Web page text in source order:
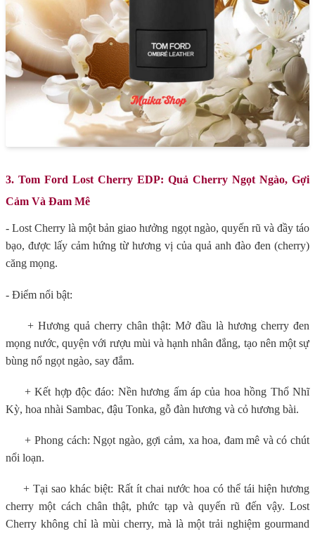
3. Tom Ford Lost Cherry EDP: Quả Cherry Ngọt Ngào, Gợi
Cảm Và Đam Mê
- Lost Cherry là một bản giao hưởng ngọt ngào, quyến rũ và đầy táo
bạo, được lấy cảm hứng từ hương vị của quả anh đào đen (cherry)
căng mọng.
- Điểm nổi bật:
+ Hương quả cherry chân thật: Mở đầu là hương cherry đen
mọng nước, quyện với rượu mùi và hạnh nhân đắng, tạo nên một sự
bùng nổ ngọt ngào, say đắm.
+ Kết hợp độc đáo: Nền hương ấm áp của hoa hồng Thổ Nhĩ
Kỳ, hoa nhài Sambac, đậu Tonka, gỗ đàn hương và cỏ hương bài.
+ Phong cách: Ngọt ngào, gợi cảm, xa hoa, đam mê và có chút
nổi loạn.
+ Tại sao khác biệt: Rất ít chai nước hoa có thể tái hiện hương
cherry một cách chân thật, phức tạp và quyến rũ đến vậy. Lost
Cherry không chỉ là mùi cherry, mà là một trải nghiệm gourmand